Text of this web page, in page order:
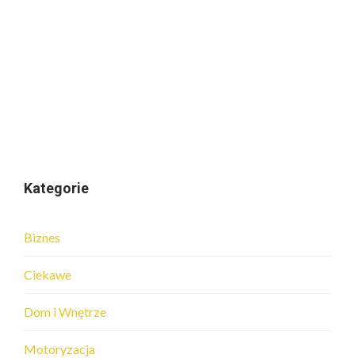
Kategorie
Biznes
Ciekawe
Dom i Wnętrze
Motoryzacja